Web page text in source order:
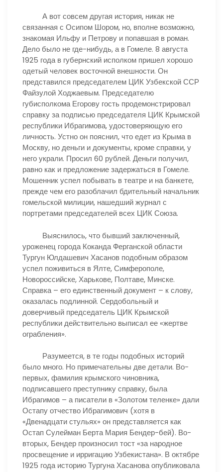
А вот совсем другая история, никак не
связанная с Осипом Шором, но, вполне возможно,
знакомая Ильфу и Петрову и попавшая в роман.
Дело было не где-нибудь, а в Гомеле. 8 августа
1925 года в губернский исполком пришел хорошо
одетый человек восточной внешности. Он
представился председателем ЦИК Узбекской ССР
Файзулой Ходжаевым. Председателю
губисполкома Егорову гость продемонстрировал
справку за подписью председателя ЦИК Крымской
республики Ибрагимова, удостоверяющую его
личность. Устно он пояснил, что едет из Крыма в
Москву, но деньги и документы, кроме справки, у
него украли. Просил 60 рублей. Деньги получил,
равно как и предложение задержаться в Гомеле.
Мошенник успел побывать в театре и на банкете,
прежде чем его разоблачил бдительный начальник
гомельской милиции, нашедший журнал с
портретами председателей всех ЦИК Союза.
Выяснилось, что бывший заключенный,
уроженец города Коканда Ферганской области
Тургун Юлдашевич Хасанов подобным образом
успел поживиться в Ялте, Симферополе,
Новороссийске, Харькове, Полтаве, Минске.
Справка – его единственный документ – к слову,
оказалась подлинной. Сердобольный и
доверчивый председатель ЦИК Крымской
республики действительно выписал ее «жертве
ограбления».
Разумеется, в те годы подобных историй
было много. Но примечательны две детали. Во-
первых, фамилия крымского чиновника,
подписавшего преступнику справку, была
Ибрагимов – а писатели в «Золотом теленке» дали
Остапу отчество Ибрагимович (хотя в
«Двенадцати стульях» он представляется как
Остап Сулейман Берта Мария Бендер-бей). Во-
вторых, Бендер произносил тост «за народное
просвещение и ирригацию Узбекистана». В октябре
1925 года историю Тургуна Хасанова опубликовала